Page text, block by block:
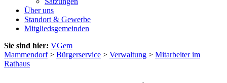
Über uns
Standort & Gewerbe
Mitgliedsgemeinden
Sie sind hier: VGem
Mammendorf> Bürgerservice > Verwaltung > Mitarbeiter im
Rathaus